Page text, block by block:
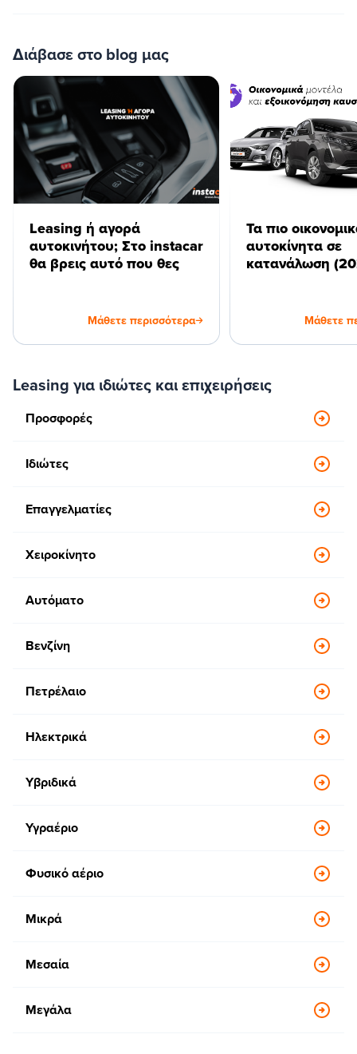
Διάβασε στο blog μας
Leasing ή αγορά
αυτοκινήτου; Στο instacar
θα βρεις αυτό που θες
Μάθετε περισσότερα
Τα πιο
αυτοκίνητα σε
κατανάλωση
Μάθετε
Leasing για ιδιώτες και επιχειρήσεις
Προσφορές
Ιδιώτες
Επαγγελματίες
Χειροκίνητο
Αυτόματο
Βενζίνη
Πετρέλαιο
Ηλεκτρικά
Υβριδικά
Υγραέριο
Φυσικό αέριο
Μικρά
Μεσαία
Μεγάλα